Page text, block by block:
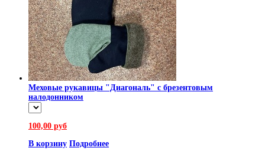
Меховые рукавицы "Диагональ" с брезентовым
налодонником
100,00 руб
В корзину Подробнее